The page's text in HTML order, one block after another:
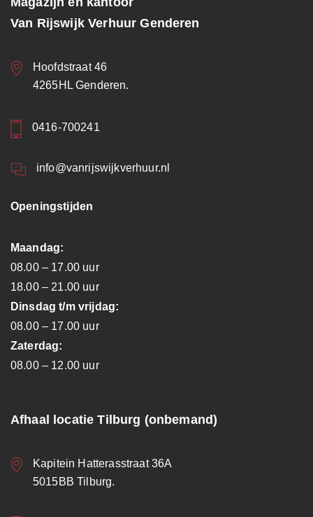
Van Rijswijk Verhuur Genderen
Hoofdstraat 46
4265HL Genderen.
0416-700241
info@vanrijswijkverhuur.nl
Openingstijden
Maandag:
08.00 – 17.00 uur
18.00 – 21.00 uur
Dinsdag t/m vrijdag:
08.00 – 17.00 uur
Zaterdag:
08.00 – 12.00 uur
Afhaal locatie Tilburg (onbemand)
Kapitein Hatterasstraat 36A
5015BB Tilburg.